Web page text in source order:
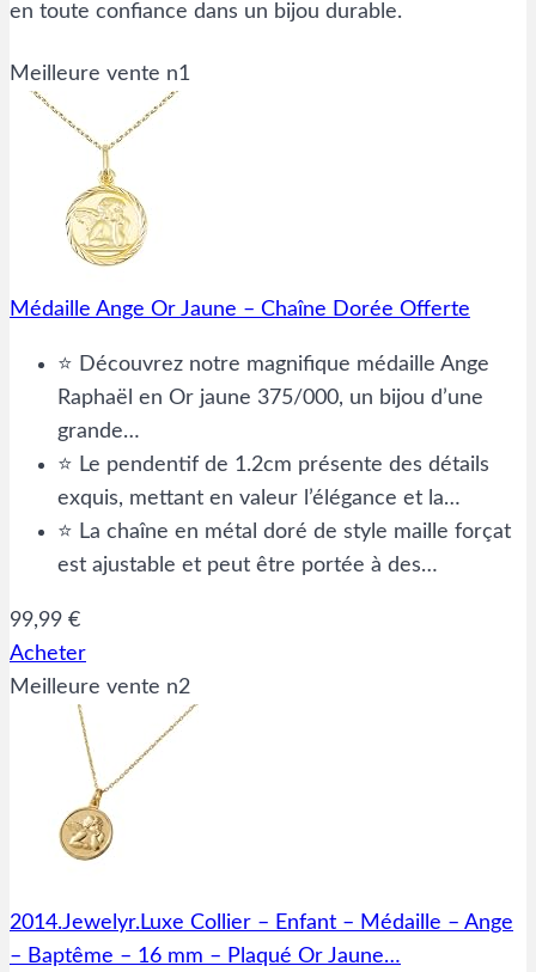
en toute confiance dans un bijou durable.
Meilleure vente n1
Médaille Ange Or Jaune – Chaîne Dorée Offerte
⭐ Découvrez notre magnifique médaille Ange
Raphaël en Or jaune 375/000, un bijou d’une
grande…
⭐ Le pendentif de 1.2cm présente des détails
exquis, mettant en valeur l’élégance et la…
⭐ La chaîne en métal doré de style maille forçat
est ajustable et peut être portée à des…
99,99 €
Acheter
Meilleure vente n2
2014.Jewelyr.Luxe Collier – Enfant – Médaille – Ange
– Baptême – 16 mm – Plaqué Or Jaune…